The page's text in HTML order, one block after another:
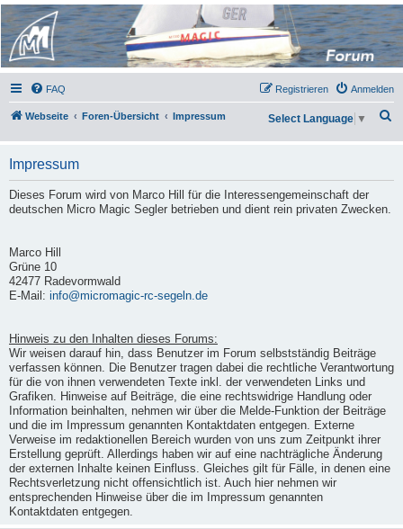
Micro Magic Forum
Deutschland
FAQ Anmelden
Registrieren
Webseite Foren-Übersicht Impressum
h
Select Language ▼
Impressum
Dieses Forum wird von Marco Hill für die Interessengemeinschaft der
deutschen Micro Magic Segler betrieben und dient rein privaten Zwecken.
Marco Hill
Grüne 10
42477 Radevormwald
E-Mail: info@micromagic-rc-segeln.de
Hinweis zu den Inhalten dieses Forums:
Wir weisen darauf hin, dass Benutzer im Forum selbstständig Beiträge
verfassen können. Die Benutzer tragen dabei die rechtliche Verantwortung
für die von ihnen verwendeten Texte inkl. der verwendeten Links und
Grafiken. Hinweise auf Beiträge, die eine rechtswidrige Handlung oder
Information beinhalten, nehmen wir über die Melde-Funktion der Beiträge
und die im Impressum genannten Kontaktdaten entgegen. Externe
Verweise im redaktionellen Bereich wurden von uns zum Zeitpunkt ihrer
Erstellung geprüft. Allerdings haben wir auf eine nachträgliche Änderung
der externen Inhalte keinen Einfluss. Gleiches gilt für Fälle, in denen eine
Rechtsverletzung nicht offensichtlich ist. Auch hier nehmen wir
entsprechenden Hinweise über die im Impressum genannten
Kontaktdaten entgegen.